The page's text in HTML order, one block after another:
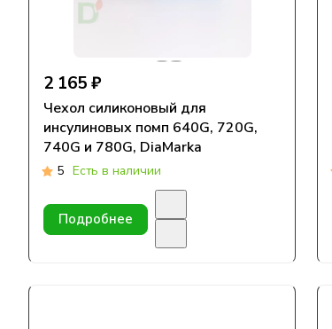
2 165 ₽
Чехол силиконовый для
инсулиновых помп 640G, 720G,
740G и 780G, DiaMarka
5 Есть в наличии
Подробнее